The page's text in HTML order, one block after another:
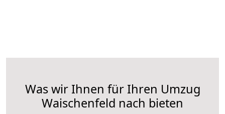
Was wir Ihnen für Ihren Umzug
Waischenfeld nach bieten